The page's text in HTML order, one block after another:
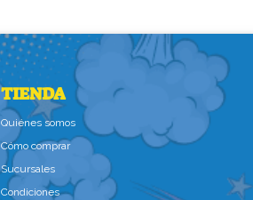
TIENDA
Quiénes somos
Cómo comprar
Sucursales
Condiciones